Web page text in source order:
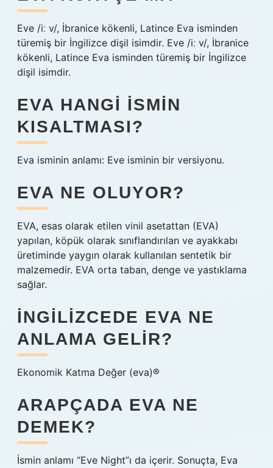
Eve /iː v/, İbranice kökenli, Latince Eva isminden
türemiş bir İngilizce dişil isimdir. Eve /iː v/, İbranice
kökenli, Latince Eva isminden türemiş bir İngilizce
dişil isimdir.
EVA HANGI ISMIN
KISALTMASI?
Eva isminin anlamı: Eve isminin bir versiyonu.
EVA NE OLUYOR?
EVA, esas olarak etilen vinil asetattan (EVA)
yapılan, köpük olarak sınıflandırılan ve ayakkabı
üretiminde yaygın olarak kullanılan sentetik bir
malzemedir. EVA orta taban, denge ve yastıklama
sağlar.
İNGILIZCEDE EVA NE
ANLAMA GELIR?
Ekonomik Katma Değer (eva)®
ARAPÇADA EVA NE
DEMEK?
İsmin anlamı “Eve Night”ı da içerir. Sonuçta, Eva